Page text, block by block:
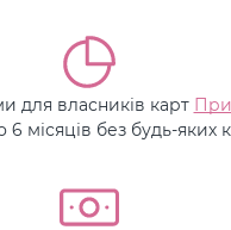
для власників карт
6 місяців без будь-яких